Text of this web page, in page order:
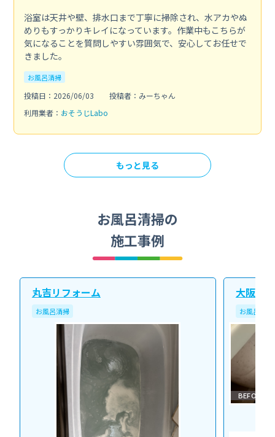
浴室は天井や壁、排水口まで丁寧に掃除され、水アカやぬ
めりもすっかりキレイになっています。作業中もこちらが
気になることを質問しやすい雰囲気で、安心してお任せで
きました。
お風呂清掃
投稿日：2026/06/03
投稿者：みーちゃん
利用業者： おそうじLabo
もっと見る
お風呂清掃の
施工事例
丸吉リフォーム
お風呂清掃
大阪北
お風呂清掃
BEFORE